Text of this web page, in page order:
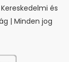
és
| Minden jog